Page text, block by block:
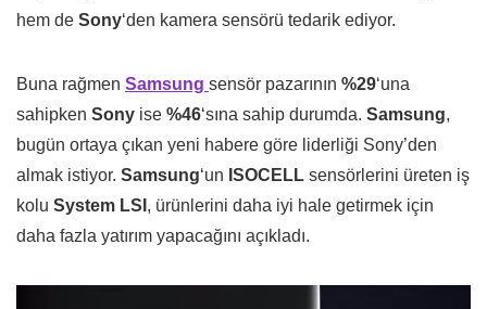
hem de Sony‘den kamera sensörü tedarik ediyor.
Buna rağmen Samsung sensör pazarının %29‘una
sahipken Sony ise %46‘sına sahip durumda. Samsung,
bugün ortaya çıkan yeni habere göre liderliği Sony’den
almak istiyor. Samsung‘un ISOCELL sensörlerini üreten iş
kolu System LSI , ürünlerini daha iyi hale getirmek için
daha fazla yatırım yapacağını açıkladı.